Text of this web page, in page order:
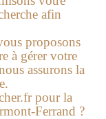
afin
proposons
à gérer votre
assurons la
pour la
Ferrand ?